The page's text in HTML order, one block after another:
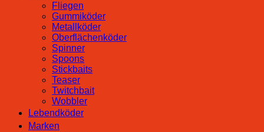
Fliegen
Gummiköder
Metallköder
Oberflächenköder
Spinner
Spoons
Stickbaits
Teaser
Twitchbait
Wobbler
Lebendköder
Marken